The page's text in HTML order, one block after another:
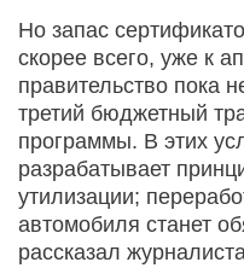
Но запас
скорее всего, уже к
правительство пока
третий бюджетный
программы. В этих
разрабатывает
утилизации;
автомобиля станет
рассказал